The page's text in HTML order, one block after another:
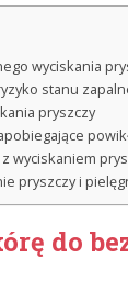
wyciskania
stanu
pryszczy
wyciskaniem
pryszczy i
do